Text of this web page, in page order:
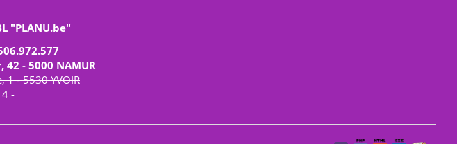
"PLANU.be"
42 - 5000 NAMUR
1 - 5530 YVOIR
-